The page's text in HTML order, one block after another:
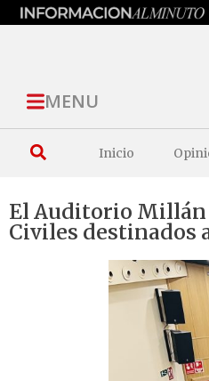
MENU
Inicio
El Auditorio Millán
Civiles destinados